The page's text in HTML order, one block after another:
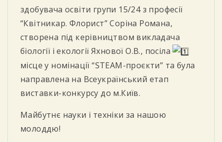
здобувача освіти групи 15/24 з професії
“Квітникар. Флорист” Соріна Романа,
створена під керівництвом викладача
біології і екології Яхнової О.В., посіла
місце у номінації “STEAM-проєкти” та була
направлена на Всеукраїнський етап
виставки-конкурсу до м.Київ.
Майбутнє науки і техніки за нашою
молоддю!